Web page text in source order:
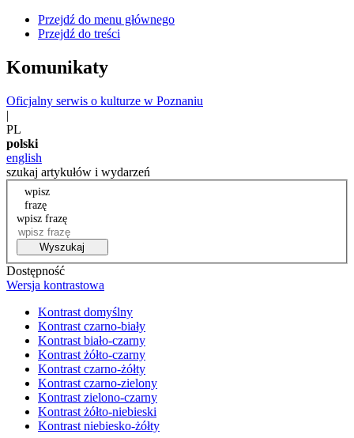
Przejdź do menu głównego
Przejdź do treści
Komunikaty
Oficjalny serwis o kulturze w Poznaniu
|
PL
polski
english
szukaj artykułów i wydarzeń
wpisz
frazę
wpisz frazę
Wyszukaj
Dostępność
Wersja kontrastowa
Kontrast domyślny
Kontrast czarno-biały
Kontrast biało-czarny
Kontrast żółto-czarny
Kontrast czarno-żółty
Kontrast czarno-zielony
Kontrast zielono-czarny
Kontrast żółto-niebieski
Kontrast niebiesko-żółty